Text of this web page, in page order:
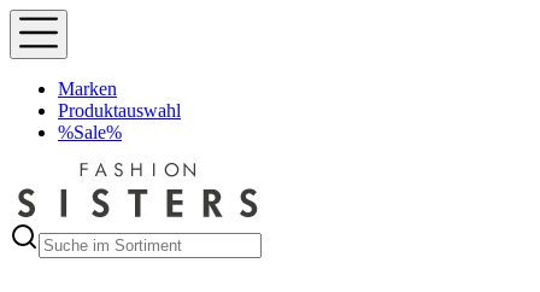
Marken
Produktauswahl
%Sale%